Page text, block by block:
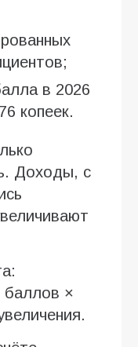
в 2026
копеек.
Доходы, с
баллов ×